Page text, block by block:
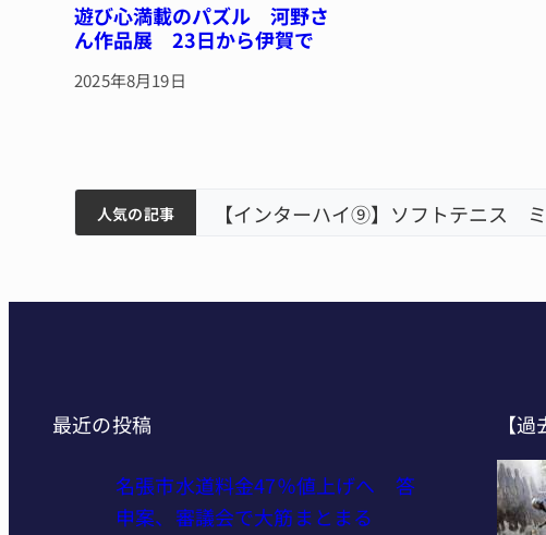
遊び心満載のパズル 河野さ
ん作品展 23日から伊賀で
2025年8月19日
人気の記事
ィアで清掃 伊賀
3回目の派遣
う 近大高専 リレーで東海中学総体へ 伊賀・名張
最近の投稿
名張市水道料金47％値上げへ 答
申案、審議会で大筋まとまる
【